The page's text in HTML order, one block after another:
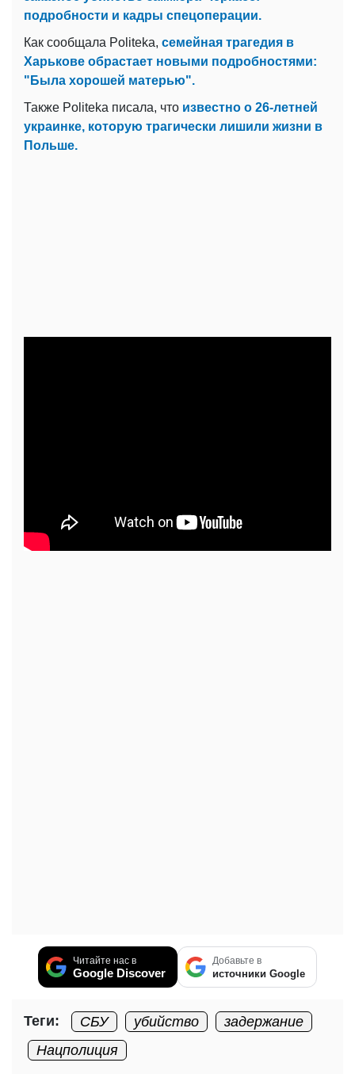
подробности и кадры спецоперации.
Как сообщала Politeka, семейная трагедия в
Харькове обрастает новыми подробностями:
"Была хорошей матерью".
Также Politeka писала, что известно о 26-летней
украинке, которую трагически лишили жизни в
Польше.
Читайте нас в
Google Discover
Добавьте в
источники Google
Теги: СБУ убийство
задержание
Нацполиция